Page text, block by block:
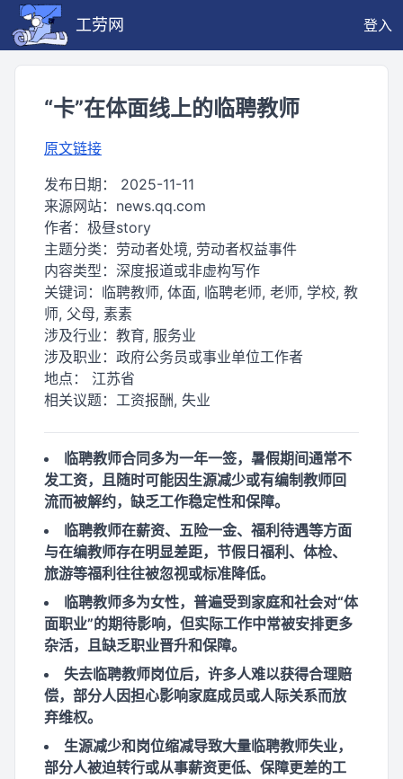
工劳网 登入
“卡”在体面线上的临聘教师
原文链接
发布日期： 2025-11-11
来源网站： news.qq.com
作者： 极昼story
主题分类： 劳动者处境, 劳动者权益事件
内容类型： 深度报道或非虚构写作
关键词： 临聘教师, 体面, 临聘老师, 老师, 学校, 教
师, 父母, 素素
涉及行业： 教育, 服务业
涉及职业： 政府公务员或事业单位工作者
地点： 江苏省
相关议题： 工资报酬, 失业
临聘教师合同多为一年一签，暑假期间通常不
发工资，且随时可能因生源减少或有编制教师回
流而被解约，缺乏工作稳定性和保障。
临聘教师在薪资、五险一金、福利待遇等方面
与在编教师存在明显差距，节假日福利、体检、
旅游等福利往往被忽视或标准降低。
临聘教师多为女性，普遍受到家庭和社会对“体
面职业”的期待影响，但实际工作中常被安排更多
杂活，且缺乏职业晋升和保障。
失去临聘教师岗位后，许多人难以获得合理赔
偿，部分人因担心影响家庭成员或人际关系而放
弃维权。
生源减少和岗位缩减导致大量临聘教师失业，
部分人被迫转行或从事薪资更低、保障更差的工